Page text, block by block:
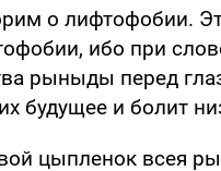
о лифтофобии.
ибо при
рыныды перед
будущее и болит
цыпленок всея